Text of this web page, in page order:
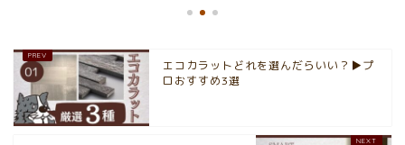
エコカラットどれを選んだらいい？▶︎プ
ロおすすめ3選